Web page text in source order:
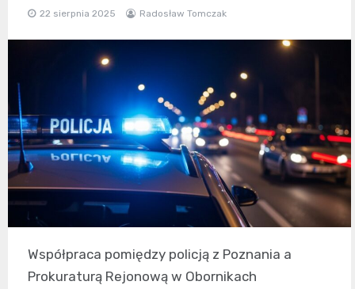
22 sierpnia 2025 Radosław Tomczak
Współpraca pomiędzy policją z Poznania a
Prokuraturą Rejonową w Obornikach